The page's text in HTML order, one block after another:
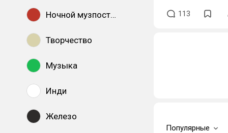
Ночной музпостинг
Творчество
Музыка
Инди
Железо
113
Популярные